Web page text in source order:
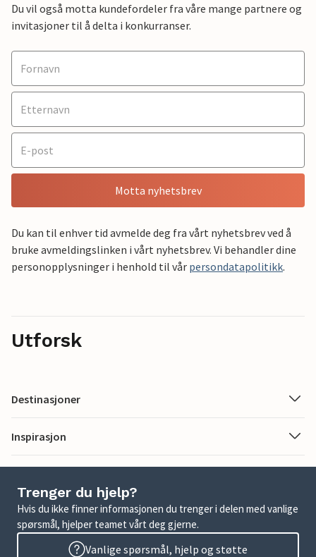
Du vil også motta kundefordeler fra våre mange partnere og
invitasjoner til å delta i konkurranser.
Motta nyhetsbrev
Du kan til enhver tid avmelde deg fra vårt nyhetsbrev ved å
bruke avmeldingslinken i vårt nyhetsbrev. Vi behandler dine
personopplysninger i henhold til vår persondatapolitikk.
Utforsk
Destinasjoner
Inspirasjon
Trenger du hjelp?
Hvis du ikke finner informasjonen du trenger i delen med vanlige
spørsmål, hjelper teamet vårt deg gjerne.
Vanlige spørsmål, hjelp og støtte